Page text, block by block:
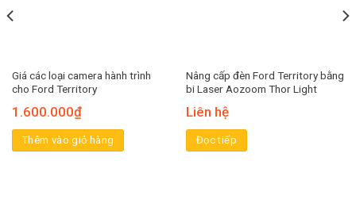
Giá các loại camera hành trình
cho Ford Territory
1.600.000₫
Thêm vào giỏ hàng
Nâng cấp đèn Ford Territory bằng
bi Laser Aozoom Thor Light
Liên hệ
Đọc tiếp